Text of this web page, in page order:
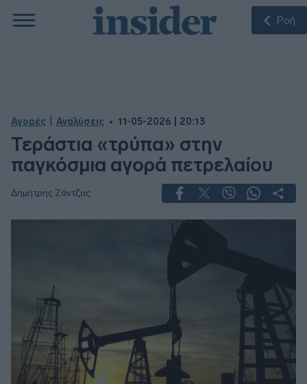
Ροή
Αγορές Αναλύσεις 11-05-2026 | 20:13
Τεράστια «τρύπα» στην
παγκόσμια αγορά πετρελαίου
Δημήτρης Ζάντζας